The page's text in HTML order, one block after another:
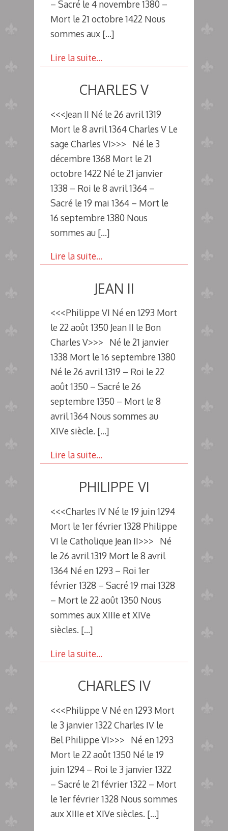
– Sacré le 4 novembre 1380 –
Mort le 21 octobre 1422 Nous
sommes aux […]
Lire la suite…
CHARLES V
<<<Jean II Né le 26 avril 1319
Mort le 8 avril 1364 Charles V Le
sage Charles VI>>> Né le 3
décembre 1368 Mort le 21
octobre 1422 Né le 21 janvier
1338 – Roi le 8 avril 1364 –
Sacré le 19 mai 1364 – Mort le
16 septembre 1380 Nous
sommes au […]
Lire la suite…
JEAN II
<<<Philippe VI Né en 1293 Mort
le 22 août 1350 Jean II le Bon
Charles V>>> Né le 21 janvier
1338 Mort le 16 septembre 1380
Né le 26 avril 1319 – Roi le 22
août 1350 – Sacré le 26
septembre 1350 – Mort le 8
avril 1364 Nous sommes au
XIVe siècle. […]
Lire la suite…
PHILIPPE VI
<<<Charles IV Né le 19 juin 1294
Mort le 1er février 1328 Philippe
VI le Catholique Jean II>>> Né
le 26 avril 1319 Mort le 8 avril
1364 Né en 1293 – Roi 1er
février 1328 – Sacré 19 mai 1328
– Mort le 22 août 1350 Nous
sommes aux XIIIe et XIVe
siècles. […]
Lire la suite…
CHARLES IV
<<<Philippe V Né en 1293 Mort
le 3 janvier 1322 Charles IV le
Bel Philippe VI>>> Né en 1293
Mort le 22 août 1350 Né le 19
juin 1294 – Roi le 3 janvier 1322
– Sacré le 21 février 1322 – Mort
le 1er février 1328 Nous sommes
aux XIIIe et XIVe siècles. […]